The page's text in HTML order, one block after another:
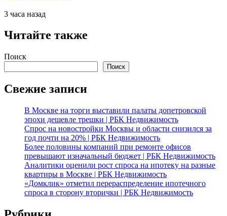
3 часа назад
Читайте также
Поиск
Поиск
Свежие записи
В Москве на торги выставили палаты допетровской
эпохи дешевле трешки | РБК Недвижимость
Спрос на новостройки Москвы и области снизился за
год почти на 20% | РБК Недвижимость
Более половины компаний при ремонте офисов
превышают изначальный бюджет | РБК Недвижимость
Аналитики оценили рост спроса на ипотеку на разные
квартиры в Москве | РБК Недвижимость
«Домклик» отметил перераспределение ипотечного
спроса в сторону вторички | РБК Недвижимость